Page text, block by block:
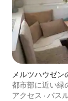
メルツハウゼン
都市部に近い緑
アクセス · バス